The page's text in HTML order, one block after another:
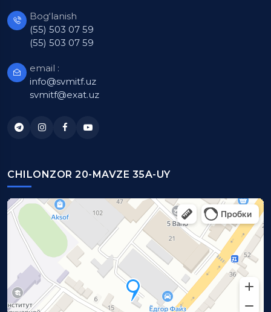
Bog‘lanish
(55) 503 07 59
(55) 503 07 59
email :
info@svmitf.uz
svmitf@exat.uz
CHILONZOR 20-MAVZE 35A-UY